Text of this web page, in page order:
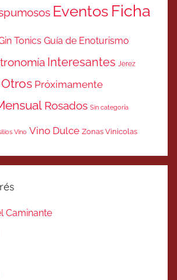
Eventos Ficha
Tonics Guía de Enoturismo
Interesantes Jerez
Otros Próximamente
Rosados Sin categoría
Vino Vino Dulce Zonas Vinicolas
Caminante